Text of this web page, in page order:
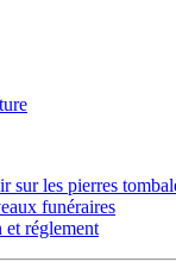
sur les pierres
funéraires
et réglement